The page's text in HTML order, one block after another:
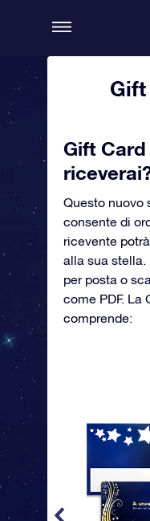
Gift
Gift
Questo nuovo
consente di
ricevente
alla sua stella.
per posta o
come PDF. La
comprende: